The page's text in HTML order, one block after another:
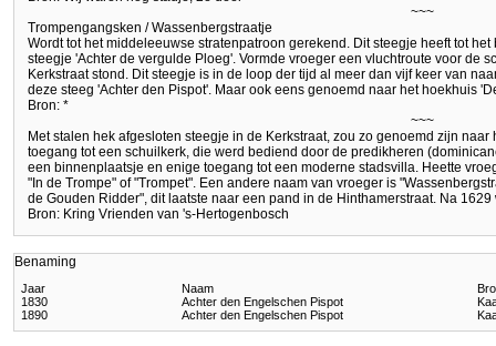
~~~
Trompengangsken / Wassenbergstraatje
Wordt tot het middeleeuwse stratenpatroon gerekend. Dit steegje heeft tot
steegje 'Achter de vergulde Ploeg'. Vormde vroeger een vluchtroute voor de
Kerkstraat stond. Dit steegje is in de loop der tijd al meer dan vijf keer van
deze steeg 'Achter den Pispot'. Maar ook eens genoemd naar het hoekhuis
Bron: *
~~~
Met stalen hek afgesloten steegje in de Kerkstraat, zou zo genoemd zijn
toegang tot een schuilkerk, die werd bediend door de predikheren
een binnenplaatsje en enige toegang tot een moderne stadsvilla. Heette
"In de Trompe" of "Trompet". Een andere naam van vroeger is
de Gouden Ridder", dit laatste naar een pand in de Hinthamerstraat. Na
Bron: Kring Vrienden van 's-Hertogenbosch
Benaming
Jaar Naam
1830
Achter den Engelschen Pispot
1890
Achter den Engelschen Pispot